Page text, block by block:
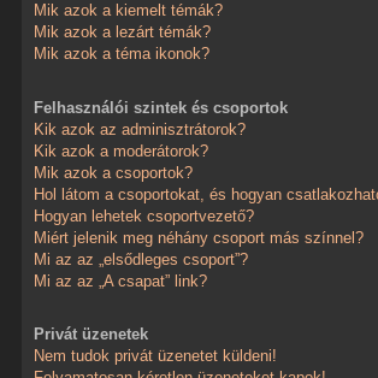
Mik azok a kiemelt témák?
Mik azok a lezárt témák?
Mik azok a téma ikonok?
Felhasználói szintek és csoportok
Kik azok az adminisztrátorok?
Kik azok a moderátorok?
Mik azok a csoportok?
Hol látom a csoportokat, és hogyan
Hogyan lehetek csoportvezető?
Miért jelenik meg néhány csoport más színnel?
Mi az az „elsődleges csoport”?
Mi az az „A csapat” link?
Privát üzenetek
Nem tudok privát üzenetet küldeni!